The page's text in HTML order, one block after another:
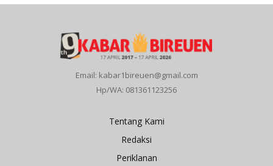
Email: kabar1bireuen@gmail.com
Hp/WA: 081361123256
Tentang Kami
Redaksi
Periklanan